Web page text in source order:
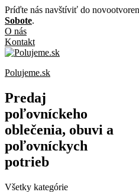
Príďte nás navštíviť do
Sobote.
O nás
Kontakt
Polujeme.sk
Predaj
poľovníckeho
oblečenia, obuvi a
poľovníckych
potrieb
Všetky kategórie